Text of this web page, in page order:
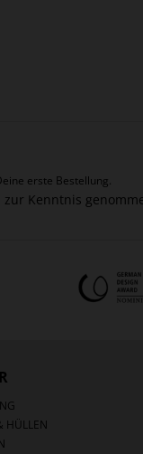
erste Bestellung.
zur Kenntnis
HÜLLEN